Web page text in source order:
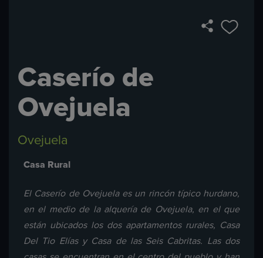
Caserío de
Ovejuela
Ovejuela
Casa Rural
El Caserío de Ovejuela es un rincón típico hurdano,
en el medio de la alquería de Ovejuela, en el que
están ubicados los dos apartamentos rurales, Casa
Del Tio Elías y Casa de las Seis Cabritas. Las dos